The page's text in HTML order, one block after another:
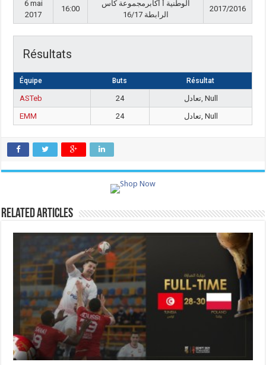
6 mai
2017
16:00
الوطنية أ أكابرمجموعة كأس
الرابطة 16/17
2017/2016
Résultats
Équipe Buts Résultat
ASTeb 24
تعادل, Null
EMM
24 تعادل, Null
Related Articles